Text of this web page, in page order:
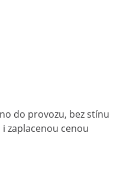
do provozu, bez stínu
zaplacenou cenou